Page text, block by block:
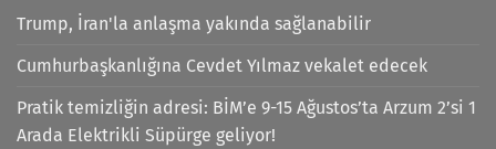
Trump, İran'la anlaşma yakında sağlanabilir
Cumhurbaşkanlığına Cevdet Yılmaz vekalet edecek
Pratik temizliğin adresi: BİM’e 9-15 Ağustos’ta Arzum 2’si 1
Arada Elektrikli Süpürge geliyor!